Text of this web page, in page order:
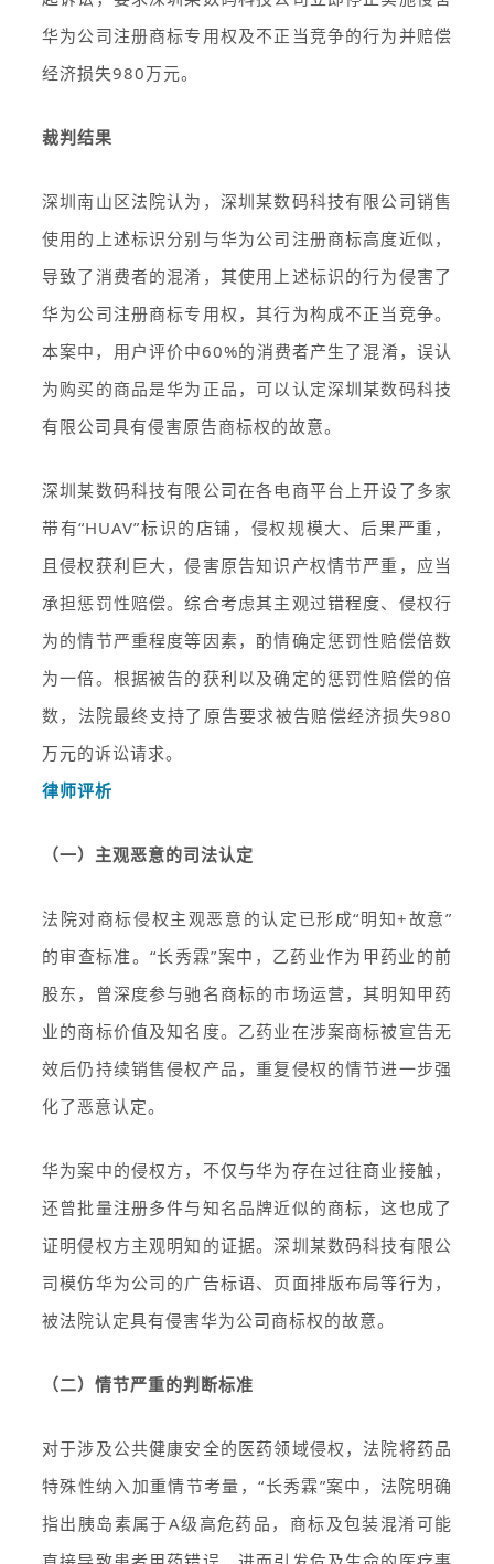
华为公司注册商标专用权及不正当竞争的行为并赔偿
经济损失980万元。
裁判结果
深圳南山区法院认为，深圳某数码科技有限公司销售
使用的上述标识分别与华为公司注册商标高度近似，
导致了消费者的混淆，其使用上述标识的行为侵害了
华为公司注册商标专用权，其行为构成不正当竞争。
本案中，用户评价中60%的消费者产生了混淆，误认
为购买的商品是华为正品，可以认定深圳某数码科技
有限公司具有侵害原告商标权的故意。
深圳某数码科技有限公司在各电商平台上开设了多家
带有“HUAV”标识的店铺，侵权规模大、后果严重，
且侵权获利巨大，侵害原告知识产权情节严重，应当
承担惩罚性赔偿。综合考虑其主观过错程度、侵权行
为的情节严重程度等因素，酌情确定惩罚性赔偿倍数
为一倍。根据被告的获利以及确定的惩罚性赔偿的倍
数，法院最终支持了原告要求被告赔偿经济损失980
万元的诉讼请求。
律师评析
（一）主观恶意的司法认定
法院对商标侵权主观恶意的认定已形成“明知+故意”
的审查标准。“长秀霖”案中，乙药业作为甲药业的前
股东，曾深度参与驰名商标的市场运营，其明知甲药
业的商标价值及知名度。乙药业在涉案商标被宣告无
效后仍持续销售侵权产品，重复侵权的情节进一步强
化了恶意认定。
华为案中的侵权方，不仅与华为存在过往商业接触，
还曾批量注册多件与知名品牌近似的商标，这也成了
证明侵权方主观明知的证据。深圳某数码科技有限公
司模仿华为公司的广告标语、页面排版布局等行为，
被法院认定具有侵害华为公司商标权的故意。
（二）情节严重的判断标准
对于涉及公共健康安全的医药领域侵权，法院将药品
特殊性纳入加重情节考量，“长秀霖”案中，法院明确
指出胰岛素属于A级高危药品，商标及包装混淆可能